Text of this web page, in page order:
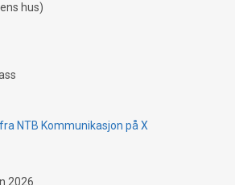
hus)
NTB Kommunikasjon på X
2026